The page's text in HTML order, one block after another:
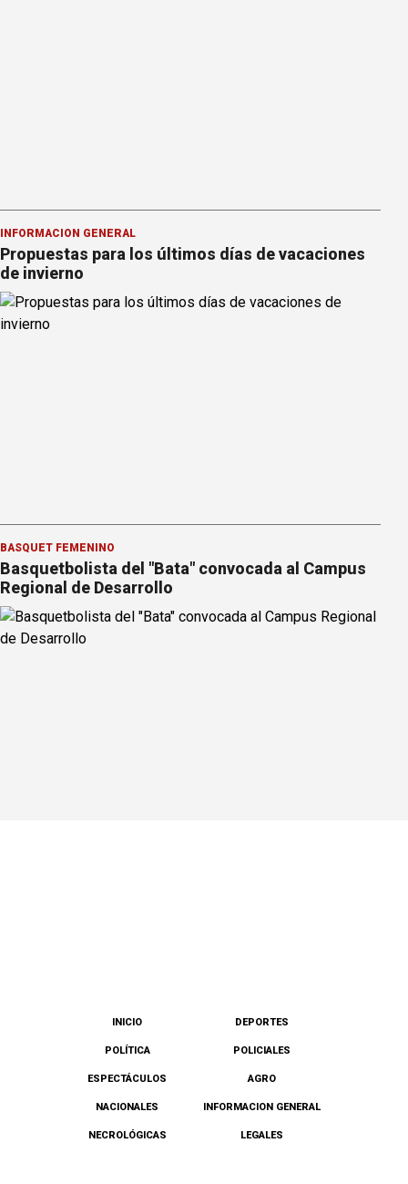
INFORMACION GENERAL
Propuestas para los últimos días de vacaciones
de invierno
BÁSQUET FEMENINO
Basquetbolista del "Bata" convocada al Campus
Regional de Desarrollo
INICIO DEPORTES
POLÍTICA POLICIALES
ESPECTÁCULOS AGRO
NACIONALES INFORMACION GENERAL
NECROLÓGICAS LEGALES